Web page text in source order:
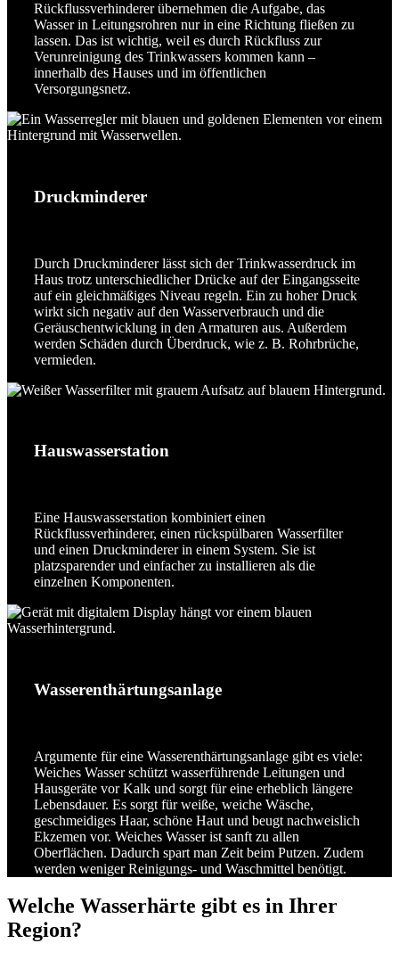
Rückflussverhinderer übernehmen die Aufgabe, das
Wasser in Leitungsrohren nur in eine Richtung fließen zu
lassen. Das ist wichtig, weil es durch Rückfluss zur
Verunreinigung des Trinkwassers kommen kann –
innerhalb des Hauses und im öffentlichen
Versorgungsnetz.
Druckminderer
Durch Druckminderer lässt sich der Trinkwasserdruck im
Haus trotz unterschiedlicher Drücke auf der Eingangsseite
auf ein gleichmäßiges Niveau regeln. Ein zu hoher Druck
wirkt sich negativ auf den Wasserverbrauch und die
Geräuschentwicklung in den Armaturen aus. Außerdem
werden Schäden durch Überdruck, wie z. B. Rohrbrüche,
vermieden.
Hauswasserstation
Eine Hauswasserstation kombiniert einen
Rückflussverhinderer, einen rückspülbaren Wasserfilter
und einen Druckminderer in einem System. Sie ist
platzsparender und einfacher zu installieren als die
einzelnen Komponenten.
Wasserenthärtungsanlage
Argumente für eine Wasserenthärtungsanlage gibt es viele:
Weiches Wasser schützt wasserführende Leitungen und
Hausgeräte vor Kalk und sorgt für eine erheblich längere
Lebensdauer. Es sorgt für weiße, weiche Wäsche,
geschmeidiges Haar, schöne Haut und beugt nachweislich
Ekzemen vor. Weiches Wasser ist sanft zu allen
Oberflächen. Dadurch spart man Zeit beim Putzen. Zudem
werden weniger Reinigungs- und Waschmittel benötigt.
Welche Wasserhärte gibt es in Ihrer
Region?